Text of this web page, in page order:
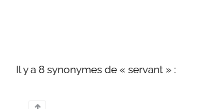
Il y a 8 synonymes de « servant » :